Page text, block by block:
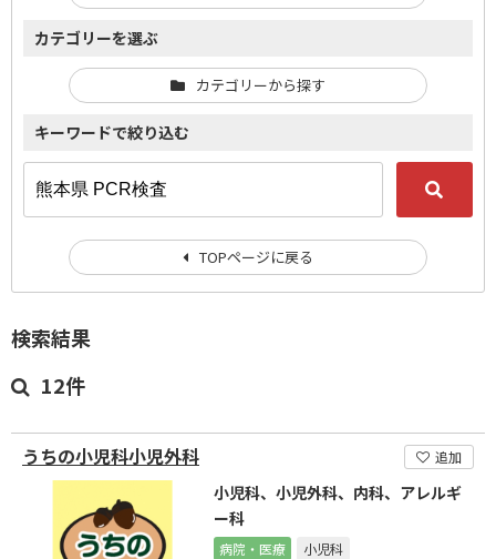
検索結果
12件
うちの小児科小児外科 追加
小児科、小児外科、内科、アレルギ
ー科
病院・医療 小児科
カテゴリーを選ぶ
カテゴリーから探す
キーワードで絞り込む
TOPページに戻る